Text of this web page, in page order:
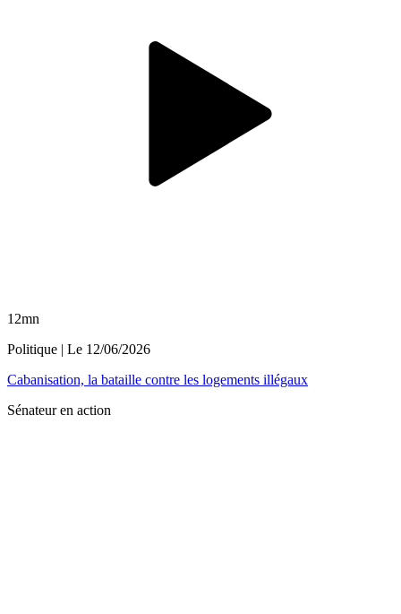
12mn
Politique | Le 12/06/2026
Cabanisation, la bataille contre les logements illégaux
Sénateur en action